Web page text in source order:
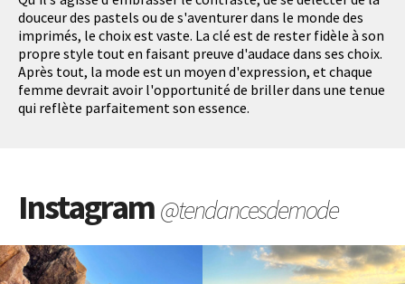
douceur des pastels ou de s'aventurer dans le monde des
imprimés, le choix est vaste. La clé est de rester fidèle à son
propre style tout en faisant preuve d'audace dans ses choix.
Après tout, la mode est un moyen d'expression, et chaque
femme devrait avoir l'opportunité de briller dans une tenue
qui reflète parfaitement son essence.
Instagram@tendancesdemode